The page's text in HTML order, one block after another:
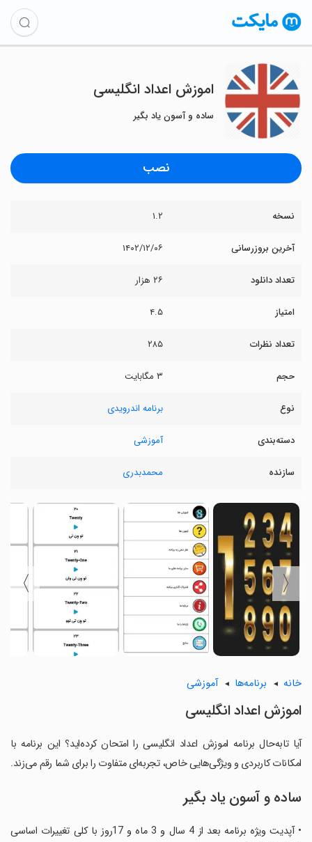
اموزش اعداد انگلیسی
ساده و آسون یاد بگیر
نصب
نسخه ۱.۲
آخرین بروزرسانی ۱۴۰۲/۱۲/۰۶
تعداد دانلود ۲۶ هزار
امتیاز ۴.۵
تعداد نظرات ۲۸۵
حجم ۳ مگابایت
نوع برنامه اندرویدی
دسته‌بندی آموزشی
سازنده محمدبدری
〈
〉
خانه برنامه‌ها آموزشی
اموزش اعداد انگلیسی
آیا تابه‌حال برنامه اموزش اعداد انگلیسی را امتحان کرده‌اید؟ این برنامه با
امکانات کاربردی و ویژگی‌هایی خاص، تجربه‌ای متفاوت را برای شما رقم می‌زند.
ساده و آسون یاد بگیر
• آپدیت ویژه برنامه بعد از 4 سال و 3 ماه و 17روز با کلی تغییرات اساسی